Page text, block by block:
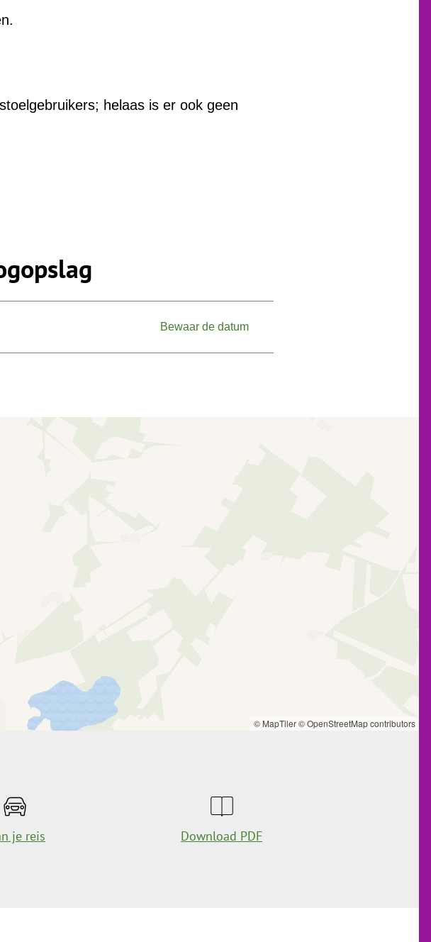
helaas is er ook geen
Bewaar de datum
© MapTiler© OpenStreetMap contributors
je reis Download PDF